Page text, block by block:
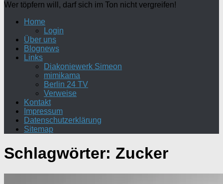
Wer töpfern will, darf sich im Ton nicht vergreifen!
Home
Login
Über uns
Blognews
Links
Diakoniewerk Simeon
mimikama
Berlin 24 TV
Verweise
Kontakt
Impressum
Datenschutzerklärung
Sitemap
Schlagwörter: Zucker